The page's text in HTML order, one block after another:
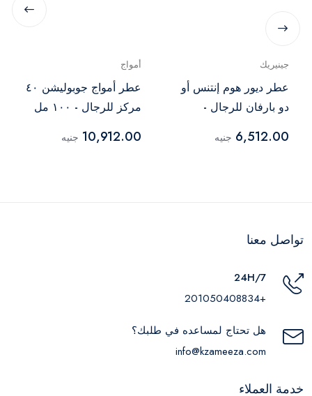
جينيريك
عطر ديور هوم إنتنس أو
دو بارفان للرجال -
6,512.00 جنيه
أمواج
عطر أمواج جوبوليشن ٤٠
مركز للرجال - ١٠٠ مل
10,912.00 جنيه
تواصل معنا
24H/7
+201050408834
هل تحتاج لمساعده في طلبك؟
info@kzameeza.com
خدمة العملاء